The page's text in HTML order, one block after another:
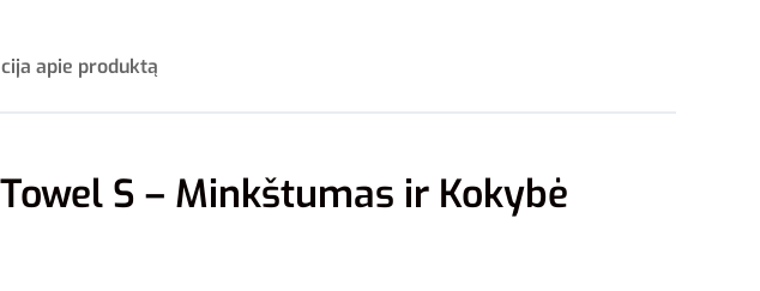
apie produktą
S – Minkštumas ir Kokybė